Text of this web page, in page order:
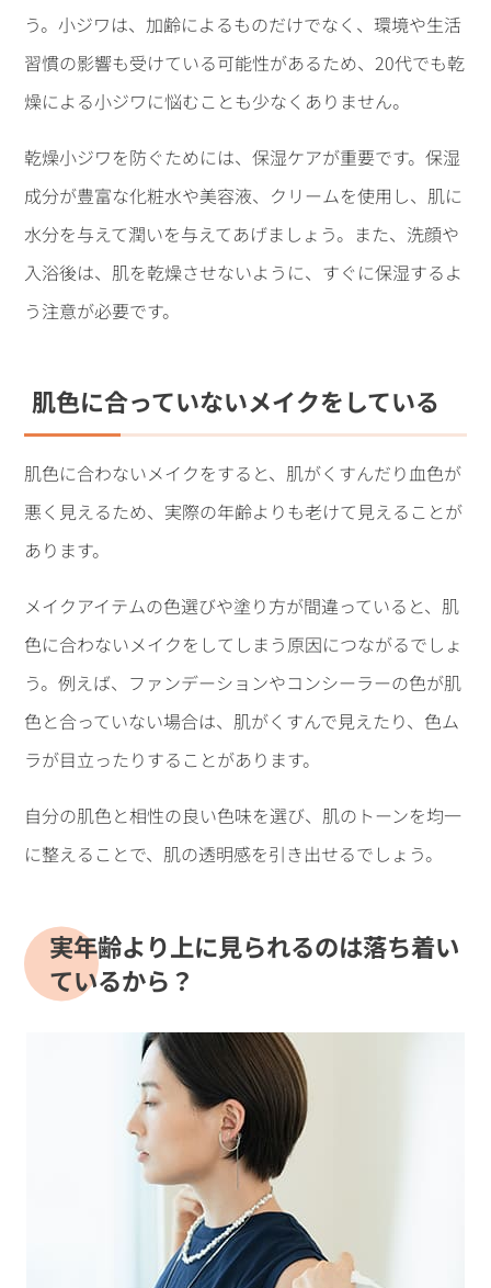
う。小ジワは、加齢によるものだけでなく、環境や生活
習慣の影響も受けている可能性があるため、20代でも乾
燥による小ジワに悩むことも少なくありません。
乾燥小ジワを防ぐためには、保湿ケアが重要です。保湿
成分が豊富な化粧水や美容液、クリームを使用し、肌に
水分を与えて潤いを与えてあげましょう。また、洗顔や
入浴後は、肌を乾燥させないように、すぐに保湿するよ
う注意が必要です。
肌色に合っていないメイクをしている
肌色に合わないメイクをすると、肌がくすんだり血色が
悪く見えるため、実際の年齢よりも老けて見えることが
あります。
メイクアイテムの色選びや塗り方が間違っていると、肌
色に合わないメイクをしてしまう原因につながるでしょ
う。例えば、ファンデーションやコンシーラーの色が肌
色と合っていない場合は、肌がくすんで見えたり、色ム
ラが目立ったりすることがあります。
自分の肌色と相性の良い色味を選び、肌のトーンを均一
に整えることで、肌の透明感を引き出せるでしょう。
実年齢より上に見られるのは落ち着い
ているから？